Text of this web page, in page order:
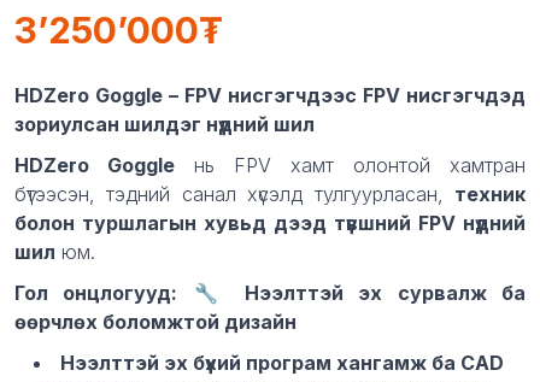
Product information
3’250’000
Description
HDZero Goggle – FPV нисгэгчдээс FPV нисгэгчдэд
зориулсан шилдэг нүдний шил
HDZero Goggle нь FPV хамт олонтой хамтран
бүтээсэн, тэдний санал хүсэлд тулгуурласан, техник
болон туршлагын хувьд дээд түвшний FPV нүдний
шил юм.
Гол онцлогууд: 🔧 Нээлттэй эх сурвалж ба
өөрчлөх боломжтой дизайн
Нээлттэй эх бүхий програм хангамж ба CAD